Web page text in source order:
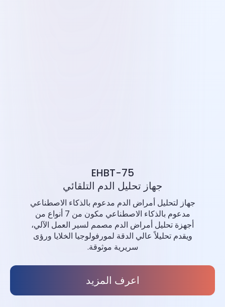
EHBT-75
جهاز تحليل الدم التلقائي
جهاز لتحليل أمراض الدم مدعوم بالذكاء الاصطناعي
مدعوم بالذكاء الاصطناعي مكون من 7 أنواع من
أجهزة تحليل أمراض الدم مصمم لسير العمل الآلي،
ويقدم تحليلاً عالي الدقة لمورفولوجيا الخلايا ورؤى
سريرية موثوقة.
اعرف المزيد